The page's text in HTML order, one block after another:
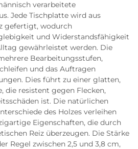
verarbeitete
Jede Tischplatte wird aus
gefertigt, wodurch
und Widerstandsfähigkeit
gewährleistet werden. Die
Bearbeitungsstufen,
und das Auftragen
Dies führt zu einer glatten,
die resistent gegen Flecken,
ist. Die natürlichen
des Holzes verleihen
Eigenschaften, die durch
Reiz überzeugen. Die Stärke
Regel zwischen 2,5 und 3,8 cm,